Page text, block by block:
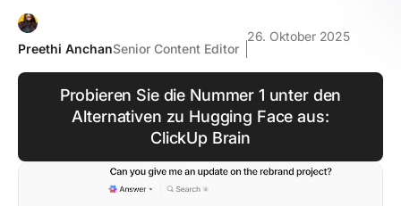
Preethi AnchanSenior Content Editor
26. Oktober 2025
Probieren Sie die Nummer 1 unter den
Alternativen zu Hugging Face aus:
ClickUp Brain